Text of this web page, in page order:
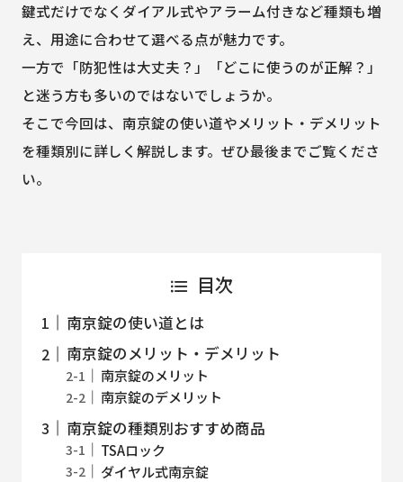
鍵式だけでなくダイアル式やアラーム付きなど種類も増
え、用途に合わせて選べる点が魅力です。
一方で「防犯性は大丈夫？」「どこに使うのが正解？」
と迷う方も多いのではないでしょうか。
そこで今回は、南京錠の使い道やメリット・デメリット
を種類別に詳しく解説します。ぜひ最後までご覧くださ
い。
目次
南京錠の使い道とは
南京錠のメリット・デメリット
南京錠のメリット
南京錠のデメリット
南京錠の種類別おすすめ商品
TSAロック
ダイヤル式南京錠